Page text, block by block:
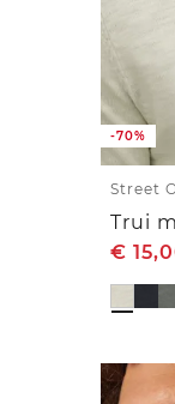
-70%
Street
Trui
€